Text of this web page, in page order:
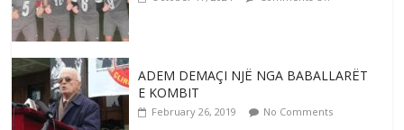
ADEM DEMAÇI NJË NGA BABALLARËT
E KOMBIT
February 26, 2019 No Comments